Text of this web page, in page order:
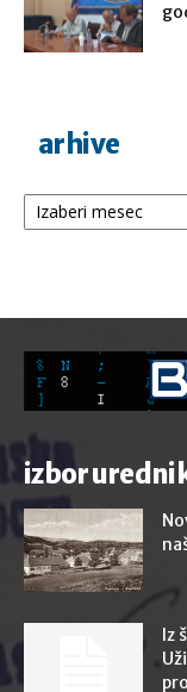
arhive
Arhive
izbor
Iz